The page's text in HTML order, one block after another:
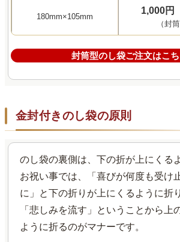
180mm×105mm
1,000円
（封
封筒型のし袋ご注文はこ
金封付きのし袋の原則
のし袋の裏側は、下の折が上にくる
お祝い事では、「喜びが何度も受け
に」と下の折りが上にくるように折
「悲しみを流す」ということから上
ように折るのがマナーです。